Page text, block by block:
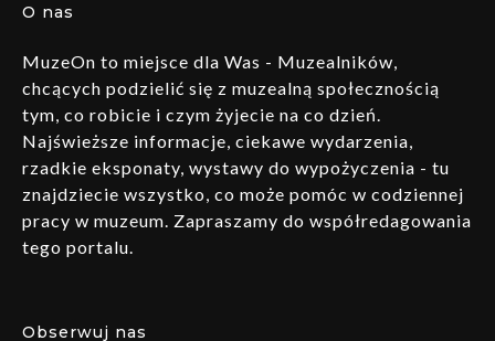
O nas
MuzeOn to miejsce dla Was - Muzealników,
chcących podzielić się z muzealną społecznością
tym, co robicie i czym żyjecie na co dzień.
Najświeższe informacje, ciekawe wydarzenia,
rzadkie eksponaty, wystawy do wypożyczenia - tu
znajdziecie wszystko, co może pomóc w codziennej
pracy w muzeum. Zapraszamy do współredagowania
tego portalu.
Obserwuj nas